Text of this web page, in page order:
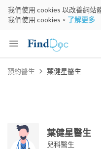
我們使用 cookies 以改善網站
我們使用 cookies。 了解更多
Keyword
預約醫生 葉健星醫生
葉健星醫生
兒科醫生